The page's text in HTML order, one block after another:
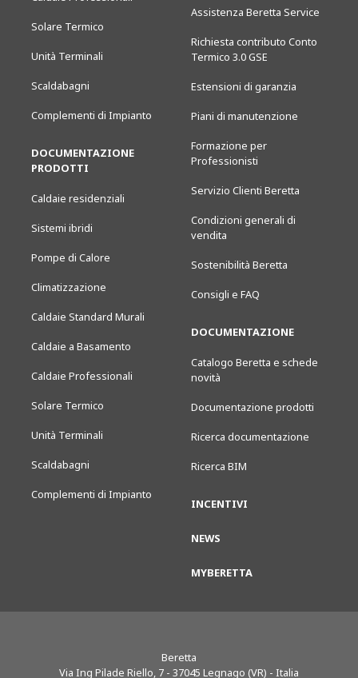
Solare Termico
Unità Terminali
Scaldabagni
Complementi di Impianto
DOCUMENTAZIONE
PRODOTTI
Caldaie residenziali
Sistemi ibridi
Pompe di Calore
Climatizzazione
Caldaie Standard Murali
Caldaie a Basamento
Caldaie Professionali
Solare Termico
Unità Terminali
Scaldabagni
Complementi di Impianto
Assistenza Beretta Service
Richiesta contributo Conto
Termico 3.0 GSE
Estensioni di garanzia
Piani di manutenzione
Formazione per
Professionisti
Servizio Clienti Beretta
Condizioni generali di
vendita
Sostenibilità Beretta
Consigli e FAQ
DOCUMENTAZIONE
Catalogo Beretta e schede
novità
Documentazione prodotti
Ricerca documentazione
Ricerca BIM
INCENTIVI
NEWS
MYBERETTA
Beretta
Via Ing Pilade Riello, 7 - 37045 Legnago (VR) - Italia